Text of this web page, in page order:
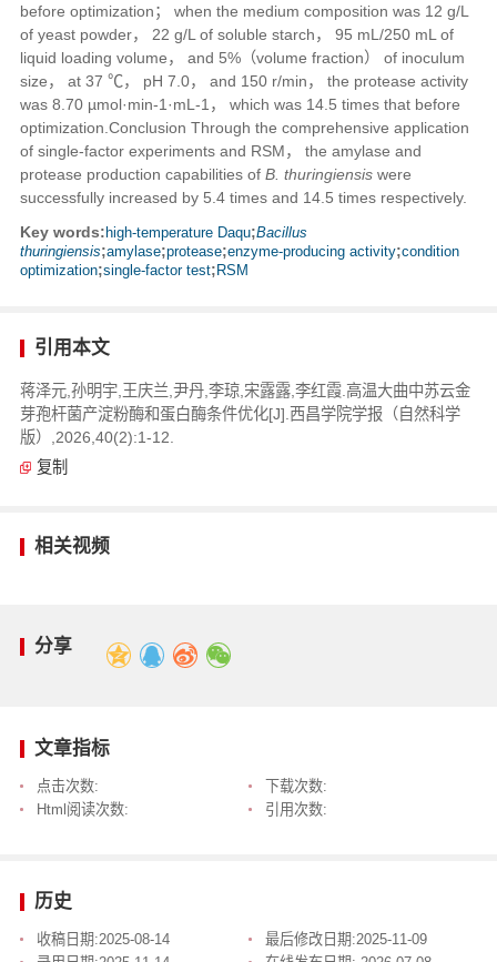
before optimization； when the medium composition was 12 g/L
of yeast powder， 22 g/L of soluble starch， 95 mL/250 mL of
liquid loading volume， and 5%（volume fraction） of inoculum
size， at 37 ℃， pH 7.0， and 150 r/min， the protease activity
was 8.70 µmol·min-1 ·mL -1 ， which was 14.5 times that before
optimization. Conclusion Through the comprehensive application
of single-factor experiments and RSM， the amylase and
protease production capabilities of B. thuringiensiswere
successfully increased by 5.4 times and 14.5 times respectively.
Key words: high-temperature Daqu;Bacillus
thuringiensis;amylase;protease;enzyme-producing activity;condition
optimization;single-factor test; RSM
引用本文
蒋泽元,孙明宇,王庆兰,尹丹,李琼,宋露露,李红霞.高温大曲中苏云金
芽孢杆菌产淀粉酶和蛋白酶条件优化[J].西昌学院学报（自然科学
版）,2026,40(2):1-12.
复制
相关视频
分享
文章指标
点击次数:
下载次数:
Html阅读次数:
引用次数:
历史
收稿日期:2025-08-14 最后修改日期:2025-11-09